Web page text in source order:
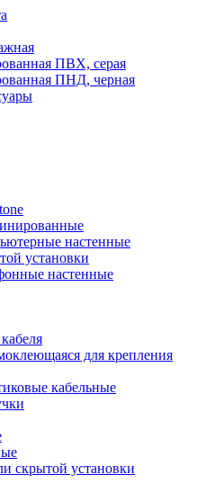
ПВХ, серая
ПНД, черная
настенные
установки
настенные
для крепления
кабельные
скрытой установки